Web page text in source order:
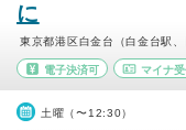
に
東京都港区白金台（白金台駅、
電子決済可 マイナ
土曜（〜12:30）